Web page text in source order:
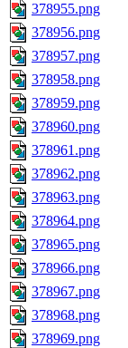
378955.png
378956.png
378957.png
378958.png
378959.png
378960.png
378961.png
378962.png
378963.png
378964.png
378965.png
378966.png
378967.png
378968.png
378969.png